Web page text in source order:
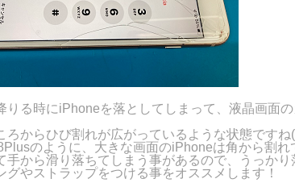
りる時にiPhoneを落としてしまって、液晶画面
ろからひび割れが広がっているような状態ですね
のように、大きな画面のiPhoneは角から割れ
手から滑り落ちてしまう事があるので、うっか
グやストラップをつける事をオススメします！